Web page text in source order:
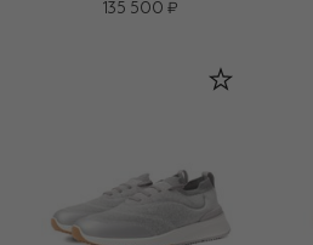
135 500 ₽